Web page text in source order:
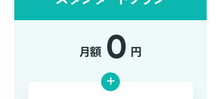
月額 0 円
+